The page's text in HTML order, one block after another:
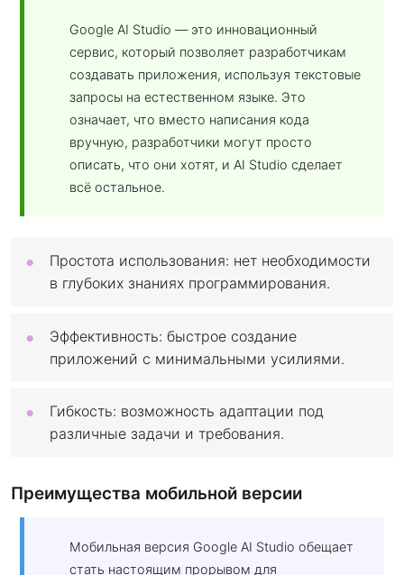
Google AI Studio — это инновационный
сервис, который позволяет разработчикам
создавать приложения, используя текстовые
запросы на естественном языке. Это
означает, что вместо написания кода
вручную, разработчики могут просто
описать, что они хотят, и AI Studio сделает
всё остальное.
Простота использования: нет необходимости
в глубоких знаниях программирования.
Эффективность: быстрое создание
приложений с минимальными усилиями.
Гибкость: возможность адаптации под
различные задачи и требования.
Преимущества мобильной версии
Мобильная версия Google AI Studio обещает
стать настоящим прорывом для